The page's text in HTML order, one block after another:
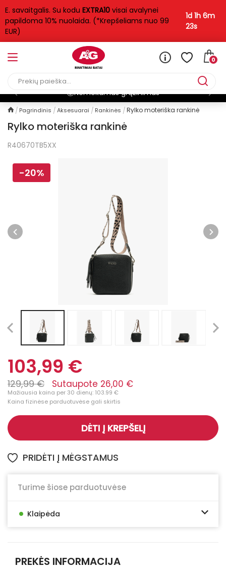
E. savaitgalis. Su kodu EXTRA10 visai avalynei
papildoma 10% nuolaida. (*Krepšeliams nuo 99
EUR)
1d 1h 6m
22s
0
Pristatymas per 1-3 d.d
Pagrindinis Aksesuarai Rankinės Rylko moteriška rankinė
Rylko moteriška rankinė
R40670TB5XX
-20%
103,99 €
129,99 € Sutaupote 26,00 €
Mažiausia kaina per 30 dienų: 103.99 €
Kaina fizinėse parduotuvėse gali skirtis
DĖTI Į KREPŠELĮ
PRIDĖTI Į MĖGSTAMUS
Turime šiose parduotuvėse
• Klaipėda
PREKĖS INFORMACIJA